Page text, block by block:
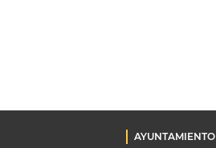
AYUNTAMIENTO